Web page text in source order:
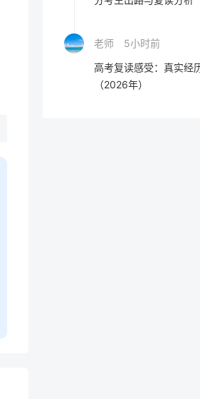
老师
5小时前
高考复读感受：真实经
（2026年）